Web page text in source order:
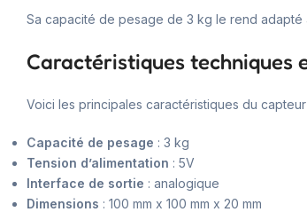
Sa capacité de pesage de 3 kg le rend adapté
Caractéristiques techniques
Voici les principales caractéristiques du capteur
Capacité de pesage : 3 kg
Tension d’alimentation : 5V
Interface de sortie : analogique
Dimensions : 100 mm x 100 mm x 20 mm